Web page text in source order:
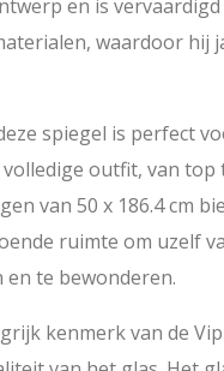
en is
waardoor hij
spiegel is perfect
outfit, van top
van 50 x 186.4 cm
ruimte om uzelf
te bewonderen.
kenmerk van de